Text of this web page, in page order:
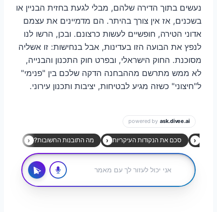
נעשים בתוך הדירה שלהם, מבלי לגעת בחזית הבניין או
בשכנים, אז אין צורך בהיתר. הם מדמיינים את עצמם
אדוני הטירה, חופשיים לעשות כרצונם. ובכן, הרשו לנו
לנפץ את הבועה הזו בעדינות, אבל בנחישות: זו אשליה
מסוכנת. החוק הישראלי, ובפרט חוק התכנון והבנייה,
לא ממש מתרשם מההבחנה הדקה שלכם בין "פנימי"
ל"חיצוני" כשזה מגיע לבטיחות, יציבות ותכנון עירוני.